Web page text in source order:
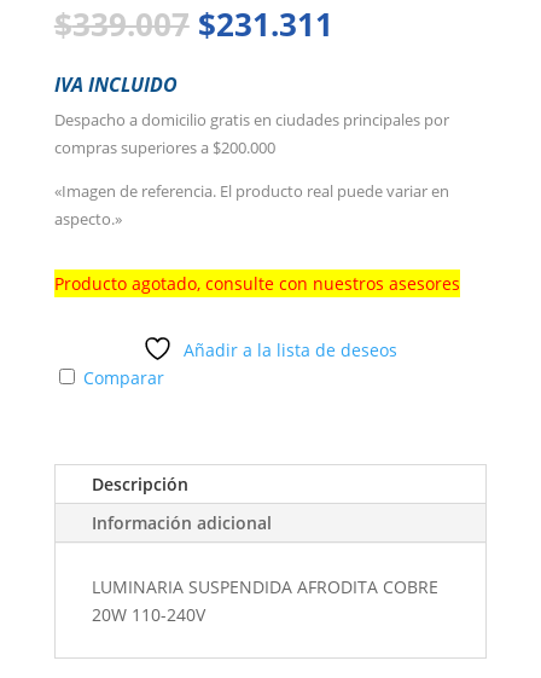
$339.007 El
precio
era:
$339.007.
$231.311
es:
$231.311.
IVA INCLUIDO
Despacho a domicilio gratis en ciudades principales por
compras superiores a $200.000
«Imagen de referencia. El producto real puede variar en
aspecto.»
Producto agotado, consulte con nuestros asesores
Añadir a la lista de deseos
Comparar
Descripción
Información adicional
LUMINARIA SUSPENDIDA AFRODITA COBRE
20W 110-240V